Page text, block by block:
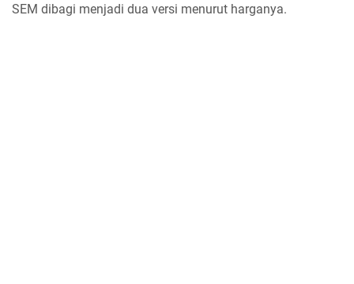
SEM dibagi menjadi dua versi menurut harganya.